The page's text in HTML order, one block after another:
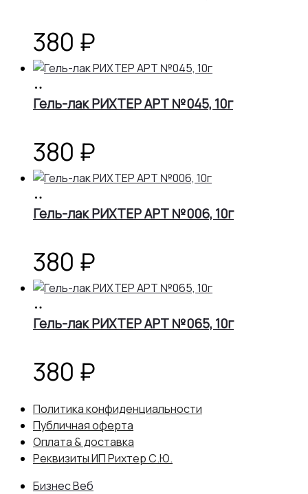
380 ₽
корзину
Гель-лак РИХТЕР АРТ №045, 10г
380 ₽
корзину
Гель-лак РИХТЕР АРТ №006, 10г
380 ₽
корзину
Гель-лак РИХТЕР АРТ №065, 10г
380 ₽
Политика конфиденциальности
Публичная оферта
Оплата & доставка
Реквизиты ИП Рихтер С.Ю.
Бизнес Веб